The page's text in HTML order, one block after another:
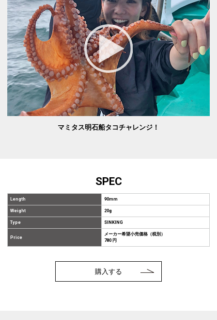
マミタス明石船タコチャレンジ！
SPEC
Length 90mm
Weight 20g
Type SINKING
Price
メーカー希望小売価格（税別）
780 円
購入する